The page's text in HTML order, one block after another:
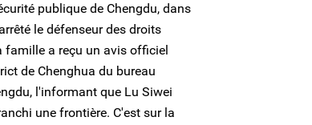
publique de Chengdu, dans
le défenseur des droits
famille a reçu un avis officiel
de Chenghua du bureau
l'informant que Lu Siwei
une frontière. C'est sur la